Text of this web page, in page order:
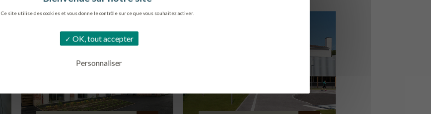
Ce site utilise des cookies et vous donne le contrôle sur ce que vous souhaitez activer.
OK, tout accepter
Personnaliser